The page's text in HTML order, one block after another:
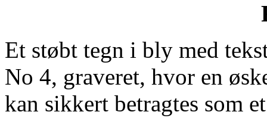
Et støbt tegn i bly med
No 4, graveret, hvor en
kan sikkert betragtes som